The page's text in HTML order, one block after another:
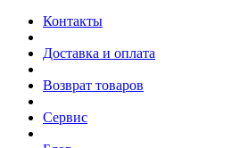
Контакты
Доставка и оплата
Возврат товаров
Сервис